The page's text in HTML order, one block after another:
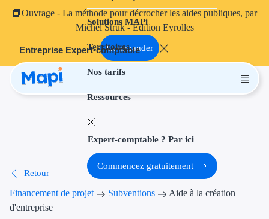
📘Ouvrage - La méthode pour décrocher les aides publiques, par
Michel Struk - Édition Eyrolles
Commander
Entreprise Expert-comptable
Solutions MAPi
Territoires
Nos tarifs
Ressources
Projets finançables
Aides à
Aides
Thématiques
Financement
Expert-comptable ? Par ici
Commencez gratuitement
Retour
Financement de projet Subventions
Aide à la création
d'entreprise